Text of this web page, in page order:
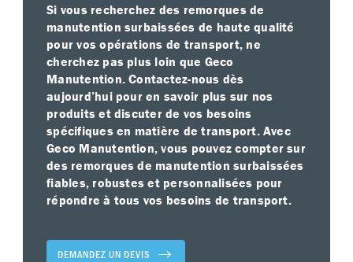
Si vous recherchez des remorques de
manutention surbaissées de haute qualité
pour vos opérations de transport, ne
cherchez pas plus loin que Geco
Manutention. Contactez-nous dès
aujourd’hui pour en savoir plus sur nos
produits et discuter de vos besoins
spécifiques en matière de transport. Avec
Geco Manutention, vous pouvez compter sur
des remorques de manutention surbaissées
fiables, robustes et personnalisées pour
répondre à tous vos besoins de transport.
DEMANDEZ UN DEVIS